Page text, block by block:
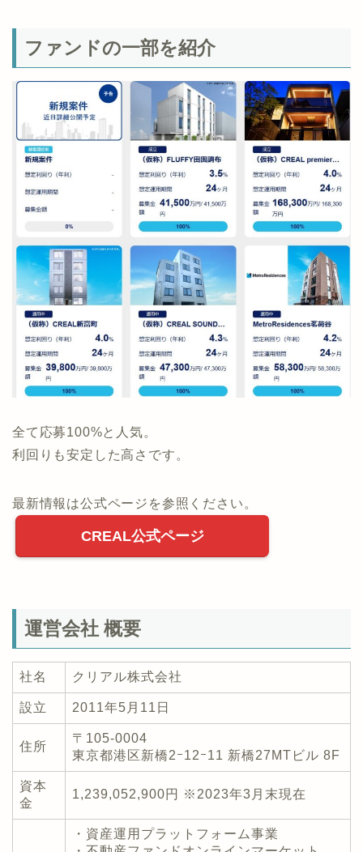
ファンドの一部を紹介
全て応募100%と人気。
利回りも安定した高さです。
最新情報は公式ページを参照ください。
CREAL公式ページ
運営会社 概要
社名 クリアル株式会社
設立 2011年5月11日
住所
〒105-0004
東京都港区新橋2ｰ12ｰ11 新橋27MTビル 8F
資本
金
1,239,052,900円 ※2023年3月末現在
・資産運用プラットフォーム事業